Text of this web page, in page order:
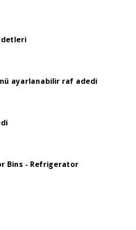
ayarlanabilir raf adedi
Bins - Refrigerator